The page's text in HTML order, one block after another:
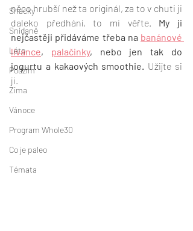
Snacky
Snídaně
Léto
Podzim
Zima
Vánoce
Program Whole30
Co je paleo
Témata
něco hrubší než ta originál, za to v chuti ji
daleko předhání, to mi věřte. My ji
nejčastěji přidáváme třeba na banánové
lívance, palačinky, nebo jen tak do
jogurtu a kakaových smoothie. Užijte si
ji.